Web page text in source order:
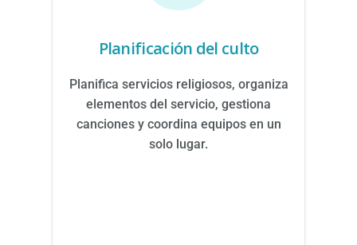
Planificación del culto
Planifica servicios religiosos, organiza
elementos del servicio, gestiona
canciones y coordina equipos en un
solo lugar.